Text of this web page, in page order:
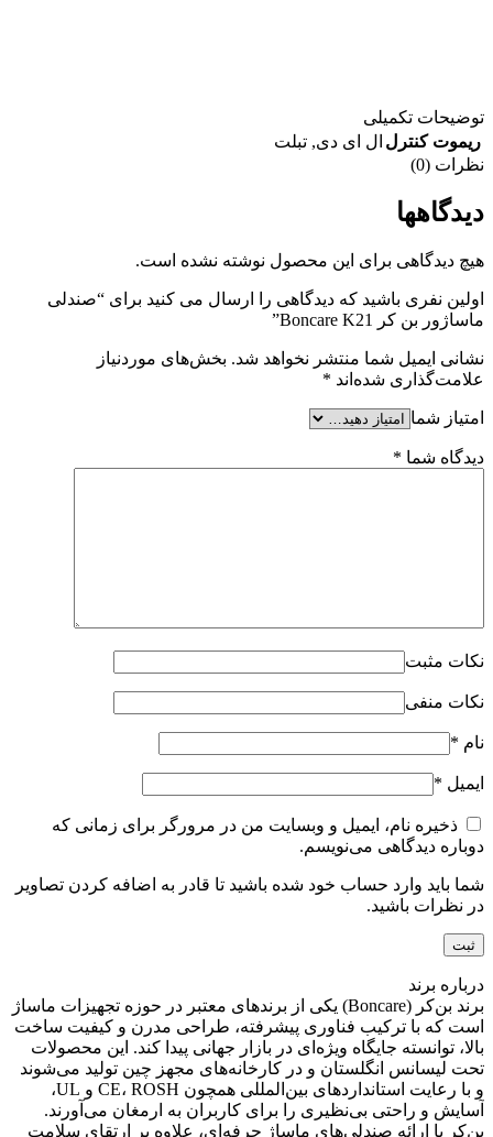
توضیحات تکمیلی
ریموت کنترل ال ای دی, تبلت
نظرات (0)
دیدگاهها
هیچ دیدگاهی برای این محصول نوشته نشده است.
اولین نفری باشید که دیدگاهی را ارسال می کنید برای “صندلی
ماساژور بن کر Boncare K21”
نشانی ایمیل شما منتشر نخواهد شد. بخش‌های موردنیاز
علامت‌گذاری شده‌اند *
امتیاز شما
دیدگاه شما *
نکات مثبت
نکات منفی
نام *
ایمیل *
ذخیره نام، ایمیل و وبسایت من در مرورگر برای زمانی که
دوباره دیدگاهی می‌نویسم.
شما باید وارد حساب خود شده باشید تا قادر به اضافه کردن تصاویر
در نظرات باشید.
درباره برند
برند بن‌کر (Boncare) یکی از برندهای معتبر در حوزه تجهیزات ماساژ
است که با ترکیب فناوری پیشرفته، طراحی مدرن و کیفیت ساخت
بالا، توانسته جایگاه ویژه‌ای در بازار جهانی پیدا کند. این محصولات
تحت لیسانس انگلستان و در کارخانه‌های مجهز چین تولید می‌شوند
و با رعایت استانداردهای بین‌المللی همچون CE، ROSH و UL،
آسایش و راحتی بی‌نظیری را برای کاربران به ارمغان می‌آورند.
بن‌کر با ارائه صندلی‌های ماساژ حرفه‌ای، علاوه بر ارتقای سلامت